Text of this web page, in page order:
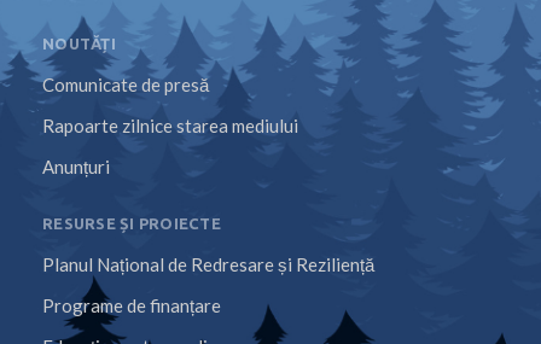
NOUTĂȚI
Comunicate de presă
Rapoarte zilnice starea mediului
Anunțuri
RESURSE ȘI PROIECTE
Planul Național de Redresare și Reziliență
Programe de finanțare